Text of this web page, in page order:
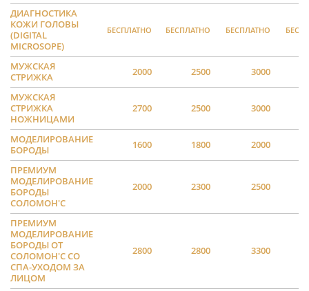
ДИАГНОСТИКА
КОЖИ ГОЛОВЫ
(DIGITAL
MICROSOPE)
БЕСПЛАТНО БЕСПЛАТНО БЕСПЛАТНО
МУЖСКАЯ
СТРИЖКА
2000 2500 3000
МУЖСКАЯ
СТРИЖКА
НОЖНИЦАМИ
2700 2500 3000
МОДЕЛИРОВАНИЕ
БОРОДЫ
1600 1800 2000
ПРЕМИУМ
МОДЕЛИРОВАНИЕ
БОРОДЫ
СОЛОМОН'С
2000 2300 2500
ПРЕМИУМ
МОДЕЛИРОВАНИЕ
БОРОДЫ ОТ
СОЛОМОН'С СО
СПА-УХОДОМ ЗА
ЛИЦОМ
2800 2800 3300